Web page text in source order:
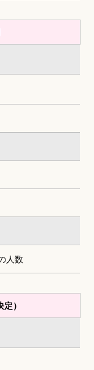
人数
）